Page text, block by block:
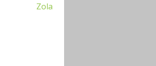
Zola